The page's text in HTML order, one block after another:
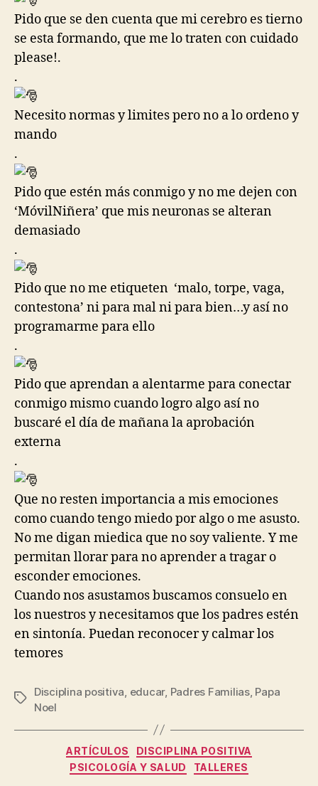
Pido que se den cuenta que mi cerebro es tierno
se esta formando, que me lo traten con cuidado
please!.
.
Necesito normas y limites pero no a lo ordeno y
mando
.
Pido que estén más conmigo y no me dejen con
‘MóvilNiñera’ que mis neuronas se alteran
demasiado
.
Pido que no me etiqueten ‘malo, torpe, vaga,
contestona’ ni para mal ni para bien…y así no
programarme para ello
.
Pido que aprendan a alentarme para conectar
conmigo mismo cuando logro algo así no
buscaré el día de mañana la aprobación
externa
.
Que no resten importancia a mis emociones
como cuando tengo miedo por algo o me asusto.
No me digan miedica que no soy valiente. Y me
permitan llorar para no aprender a tragar o
esconder emociones.
Cuando nos asustamos buscamos consuelo en
los nuestros y necesitamos que los padres estén
en sintonía. Puedan reconocer y calmar los
temores
Disciplina positiva, educar, Padres Familias, Papa
Noel
ARTÍCULOS
DISCIPLINA POSITIVA
PSICOLOGÍA Y SALUD
TALLERES